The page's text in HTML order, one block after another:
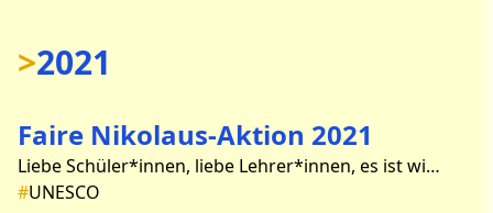
>2021
Faire Nikolaus-Aktion 2021
Liebe Schüler*innen, liebe Lehrer*innen, es ist wieder soweit! Am Donnerstag, den 02. 12. 2021 und am Freitag, den 03.12. 2021 verkaufen wir wie letztes Jahr fair gehandelte Schokola
#UNESCO